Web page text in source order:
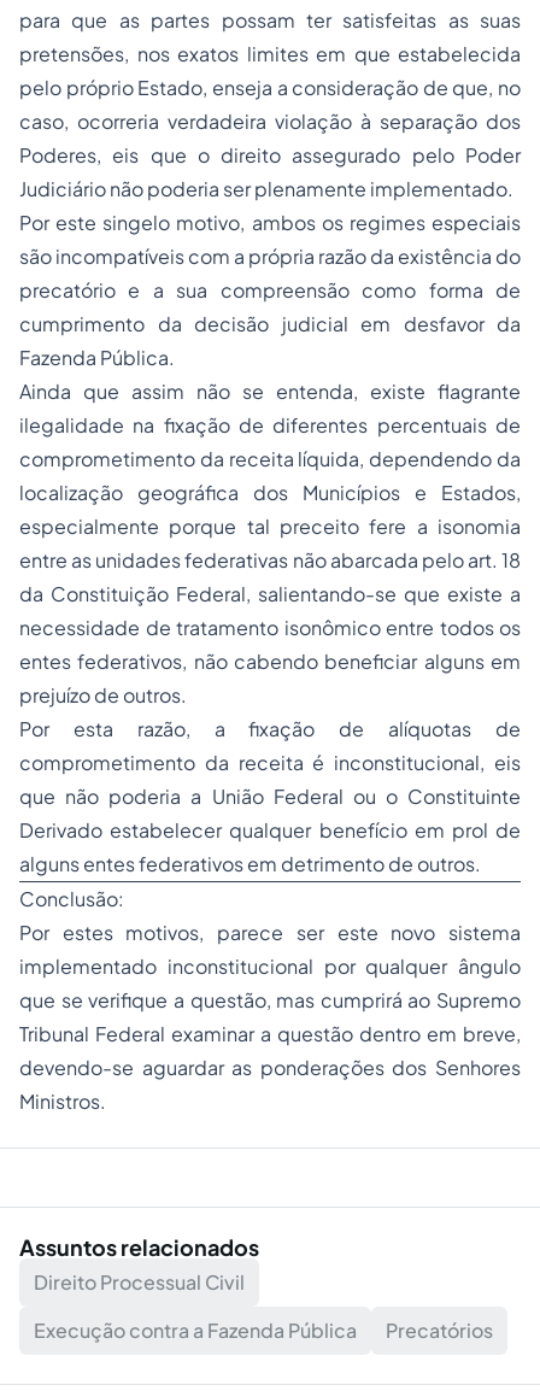
para que as partes possam ter satisfeitas as suas
pretensões, nos exatos limites em que estabelecida
pelo próprio Estado, enseja a consideração de que, no
caso, ocorreria verdadeira violação à separação dos
Poderes, eis que o direito assegurado pelo Poder
Judiciário não poderia ser plenamente implementado.
Por este singelo motivo, ambos os regimes especiais
são incompatíveis com a própria razão da existência do
precatório e a sua compreensão como forma de
cumprimento da decisão judicial em desfavor da
Fazenda Pública.
Ainda que assim não se entenda, existe flagrante
ilegalidade na fixação de diferentes percentuais de
comprometimento da receita líquida, dependendo da
localização geográfica dos Municípios e Estados,
especialmente porque tal preceito fere a isonomia
entre as unidades federativas não abarcada pelo art. 18
da Constituição Federal, salientando-se que existe a
necessidade de tratamento isonômico entre todos os
entes federativos, não cabendo beneficiar alguns em
prejuízo de outros.
Por esta razão, a fixação de alíquotas de
comprometimento da receita é inconstitucional, eis
que não poderia a União Federal ou o Constituinte
Derivado estabelecer qualquer benefício em prol de
alguns entes federativos em detrimento de outros.
Conclusão:
Por estes motivos, parece ser este novo sistema
implementado inconstitucional por qualquer ângulo
que se verifique a questão, mas cumprirá ao Supremo
Tribunal Federal examinar a questão dentro em breve,
devendo-se aguardar as ponderações dos Senhores
Ministros.
Assuntos relacionados
Direito Processual Civil
Execução contra a Fazenda Pública
Precatórios